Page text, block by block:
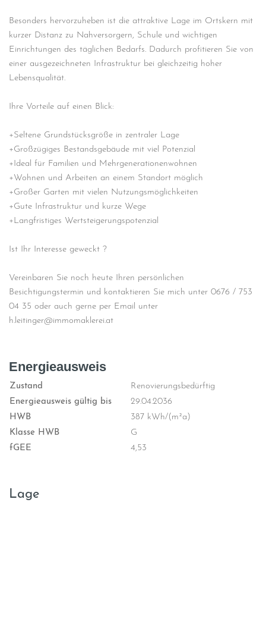
Besonders hervorzuheben ist die attraktive Lage im Ortskern mit
kurzer Distanz zu Nahversorgern, Schule und wichtigen
Einrichtungen des täglichen Bedarfs. Dadurch profitieren Sie von
einer ausgezeichneten Infrastruktur bei gleichzeitig hoher
Lebensqualität.
Ihre Vorteile auf einen Blick:
+Seltene Grundstücksgröße in zentraler Lage
+Großzügiges Bestandsgebäude mit viel Potenzial
+Ideal für Familien und Mehrgenerationenwohnen
+Wohnen und Arbeiten an einem Standort möglich
+Großer Garten mit vielen Nutzungsmöglichkeiten
+Gute Infrastruktur und kurze Wege
+Langfristiges Wertsteigerungspotenzial
Ist Ihr Interesse geweckt ?
Vereinbaren Sie noch heute Ihren persönlichen
Besichtigungstermin und kontaktieren Sie mich unter 0676 / 753
04 35 oder auch gerne per Email unter
h.leitinger@immomaklerei.at
Energieausweis
Zustand
Renovierungsbedürftig
Energieausweis gültig bis
29.04.2036
HWB
387 kWh/(m²a)
Klasse HWB
G
fGEE
4,53
Lage